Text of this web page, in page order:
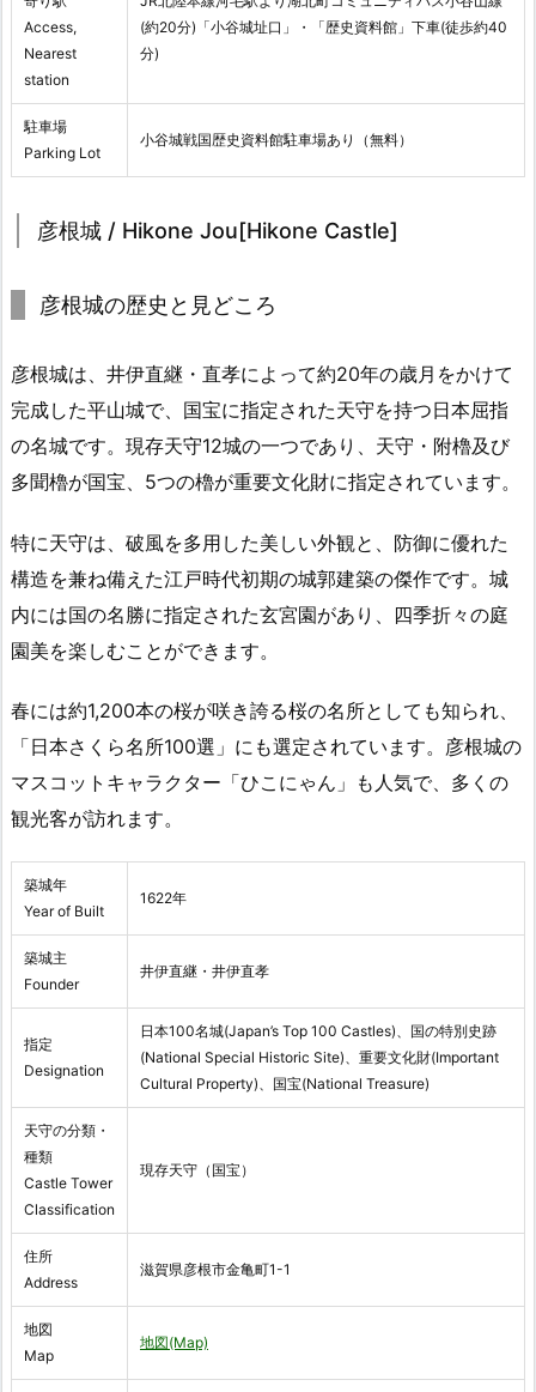
Access,
Nearest
station
(約20分)「小谷城址口」・「歴史資料館」下車(徒歩約40
分)
駐車場
Parking Lot
小谷城戦国歴史資料館駐車場あり（無料）
彦根城 / Hikone Jou[Hikone Castle]
彦根城の歴史と見どころ
彦根城は、井伊直継・直孝によって約20年の歳月をかけて
完成した平山城で、国宝に指定された天守を持つ日本屈指
の名城です。現存天守12城の一つであり、天守・附櫓及び
多聞櫓が国宝、5つの櫓が重要文化財に指定されています。
特に天守は、破風を多用した美しい外観と、防御に優れた
構造を兼ね備えた江戸時代初期の城郭建築の傑作です。城
内には国の名勝に指定された玄宮園があり、四季折々の庭
園美を楽しむことができます。
春には約1,200本の桜が咲き誇る桜の名所としても知られ、
「日本さくら名所100選」にも選定されています。彦根城の
マスコットキャラクター「ひこにゃん」も人気で、多くの
観光客が訪れます。
築城年
Year of Built
1622年
築城主
Founder
井伊直継・井伊直孝
指定
Designation
日本100名城(Japan’s Top 100 Castles)、国の特別史跡
(National Special Historic Site)、重要文化財(Important
Cultural Property)、国宝(National Treasure)
天守の分類・
種類
Castle Tower
Classification
現存天守（国宝）
住所
Address
滋賀県彦根市金亀町1-1
地図
Map
地図(Map)